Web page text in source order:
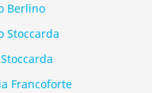
Berlino
Stoccarda
Francoforte